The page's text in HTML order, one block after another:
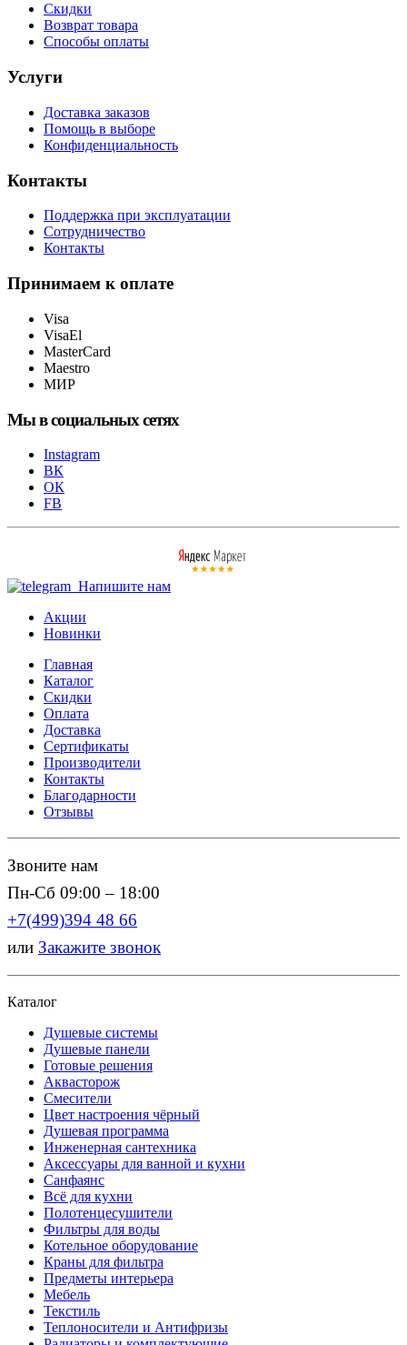
Скидки
Возврат товара
Способы оплаты
Услуги
Доставка заказов
Помощь в выборе
Конфиденциальность
Контакты
Поддержка при эксплуатации
Сотрудничество
Контакты
Принимаем к оплате
Visa
VisaEl
MasterCard
Maestro
МИР
Мы в социальных сетях
Instagram
ВК
ОК
FB
Напишите нам
Акции
Новинки
Главная
Каталог
Скидки
Оплата
Доставка
Сертификаты
Производители
Контакты
Благодарности
Отзывы
Звоните нам
Пн-Сб 09:00 – 18:00
+7(499)394 48 66
или Закажите звонок
Каталог
Душевые системы
Душевые панели
Готовые решения
Аквасторож
Смесители
Цвет настроения чёрный
Душевая программа
Инженерная сантехника
Аксессуары для ванной и кухни
Санфаянс
Всё для кухни
Полотенцесушители
Фильтры для воды
Котельное оборудование
Краны для фильтра
Предметы интерьера
Мебель
Текстиль
Теплоносители и Антифризы